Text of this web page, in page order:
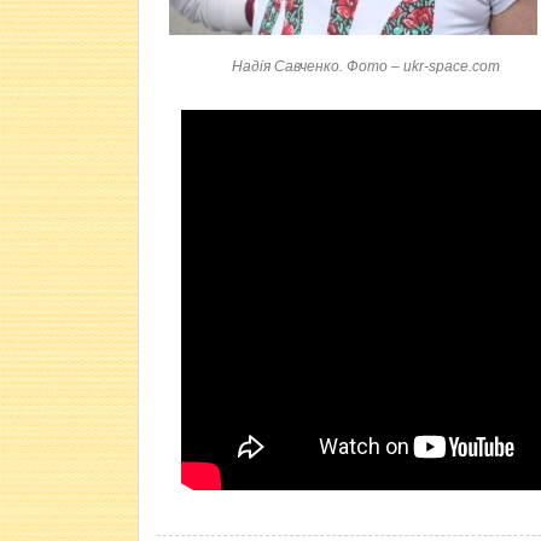
Надія Савченко. Фото – ukr-space.com